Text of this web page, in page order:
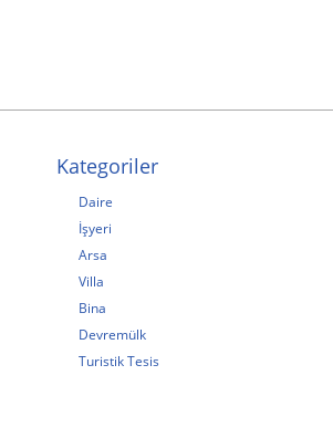
Kategoriler
Daire
İşyeri
Arsa
Villa
Bina
Devremülk
Turistik Tesis